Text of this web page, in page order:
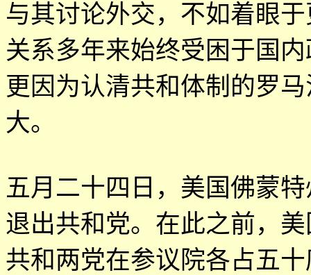
与其讨论外交，不如着眼
关系多年来始终受困于国
更因为认清共和体制的罗
大。
五月二十四日，美国佛蒙
退出共和党。在此之前，
共和两党在参议院各占五